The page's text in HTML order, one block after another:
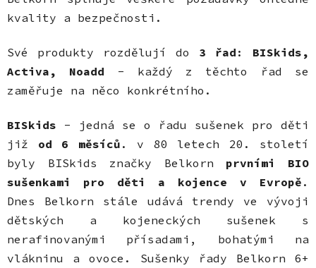
kvality a bezpečnosti.
Své produkty rozdělují do 3 řad : BISkids,
Activa, Noadd - každý z těchto řad se
zaměřuje na něco konkrétního.
BISkids
- jedná se o řadu sušenek pro děti
již od 6 měsíců . v 80 letech 20. století
byly BISkids značky Belkorn prvními BIO
sušenkami pro děti a kojence v Evropě .
Dnes Belkorn stále udává trendy ve vývoji
dětských a kojeneckých sušenek s
nerafinovanými přísadami, bohatými na
vlákninu a ovoce. Sušenky řady Belkorn 6+